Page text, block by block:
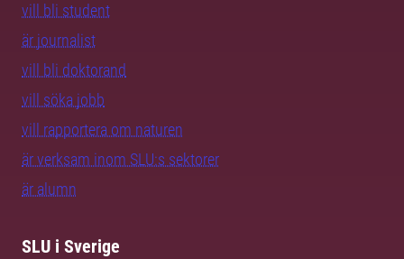
vill bli student
är journalist
vill bli doktorand
vill söka jobb
vill rapportera om naturen
är verksam inom SLU:s sektorer
är alumn
SLU i Sverige